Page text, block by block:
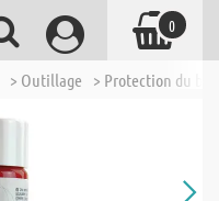
> Outillage > Protection du bois
0